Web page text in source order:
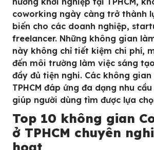
coworking ngày càng trở thành
biến cho các doanh nghiệp,
freelancer. Những không gian
này không chỉ tiết kiệm chi phí,
đến môi trường làm việc sáng
đầy đủ tiện nghi. Các không
TPHCM đáp ứng đa dạng nhu
giúp người dùng tìm được lựa
Top 10 không gian
ở TPHCM chuyên
hoạt